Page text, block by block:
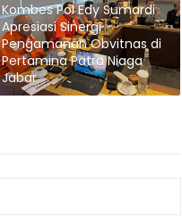
Kombes Pol Edy Sumardi
Apresiasi Sinergi
Pengamanan Obvitnas di
Pertamina Patra Niaga
Jabar